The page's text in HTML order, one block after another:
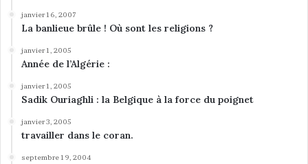
janvier 16, 2007
La banlieue brûle ! Où sont les religions ?
janvier 1, 2005
Année de l’Algérie :
janvier 1, 2005
Sadik Ouriaghli : la Belgique à la force du poignet
janvier 3, 2005
travailler dans le coran.
septembre 19, 2004